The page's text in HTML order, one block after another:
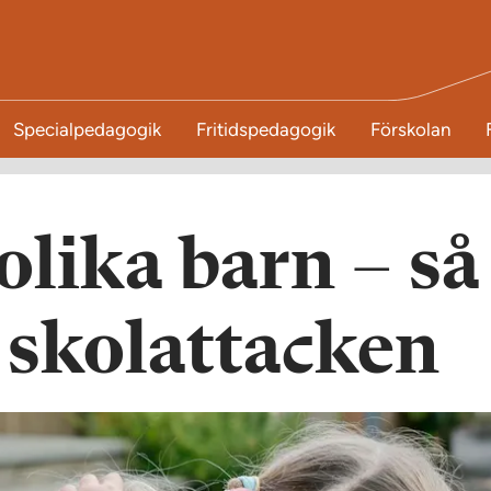
Specialpedagogik Fritidspedagogik Förskolan
barn – så